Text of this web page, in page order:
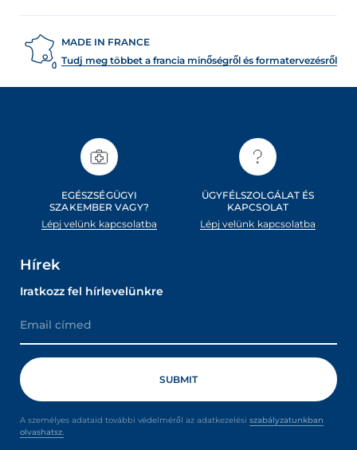
MADE IN FRANCE
Tudj meg többet a francia minőségről és formatervezésről
EGÉSZSÉGÜGYI
SZAKEMBER VAGY?
Lépj velünk kapcsolatba
ÜGYFÉLSZOLGÁLAT ÉS
KAPCSOLAT
Lépj velünk kapcsolatba
Hírek
Iratkozz fel hírlevelünkre
A személyes adataid további védelméről az adatkezelési szabályzatunkban
olvashatsz.